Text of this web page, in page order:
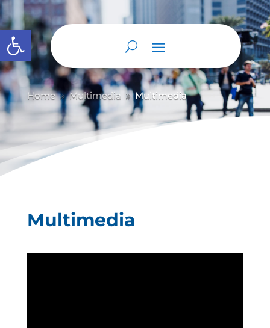
Abrir barra de herramientas
Home 9 Multimedia 9 Multimedia
Multimedia